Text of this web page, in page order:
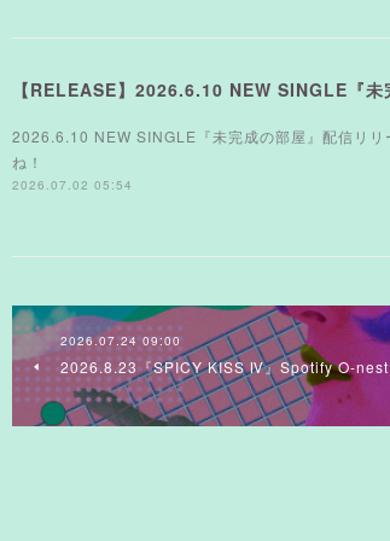
【RELEASE】2026.6.10 NEW SINGLE『
2026.6.10 NEW SINGLE『未完成の部屋』配信リ
ね！
2026.07.02 05:54
2026.07.24 09:00
2026.8.23『SPICY KISS Ⅳ』Spotify O-nest